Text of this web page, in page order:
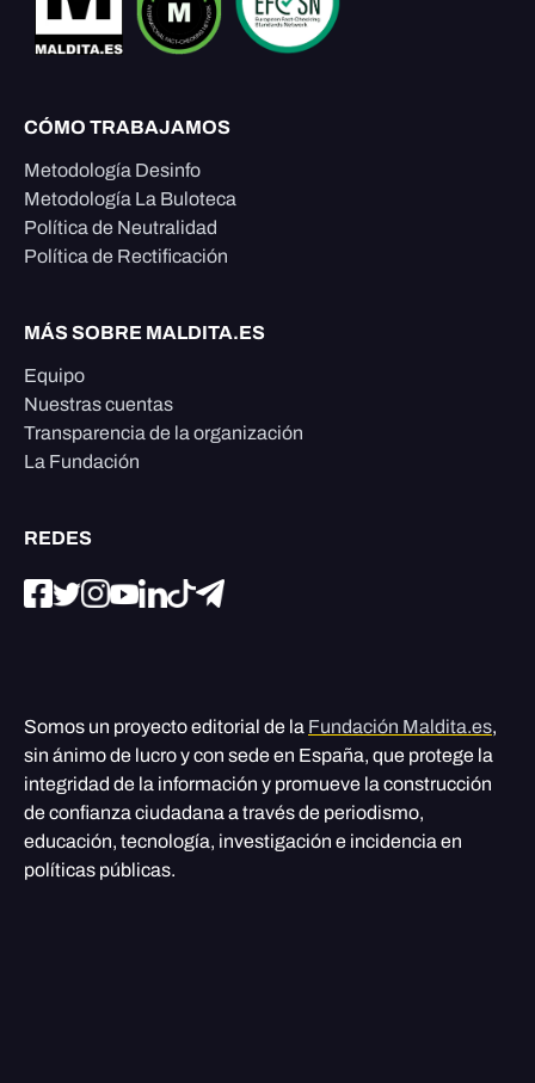
CÓMO TRABAJAMOS
Metodología Desinfo
Metodología La Buloteca
Política de Neutralidad
Política de Rectificación
MÁS SOBRE MALDITA.ES
Equipo
Nuestras cuentas
Transparencia de la organización
La Fundación
REDES
Somos un proyecto editorial de la Fundación Maldita.es,
sin ánimo de lucro y con sede en España, que protege la
integridad de la información y promueve la construcción
de confianza ciudadana a través de periodismo,
educación, tecnología, investigación e incidencia en
políticas públicas.